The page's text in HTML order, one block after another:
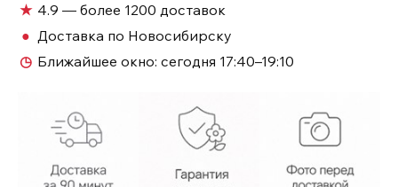
коробке
№159
★ 4.9 — более 1200 доставок
● Доставка по Новосибирску
◷ Ближайшее окно: сегодня 17:40–19:10